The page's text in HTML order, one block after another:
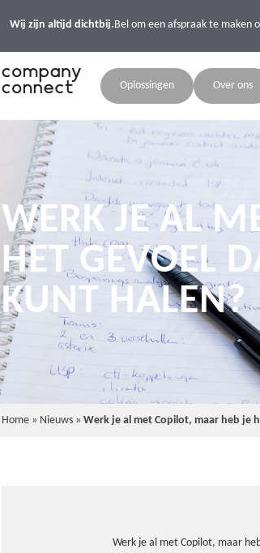
Wij zijn altijd dichtbij.Bel om een afspraak te maken
Oplossingen Over ons
WERK JE AL
HET GEVOEL
KUNT HALEN?
Home» Nieuws» Werk je al met Copilot, maar heb je
Werk je al met Copilot, maar